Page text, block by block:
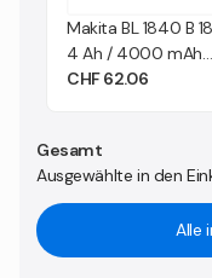
Makita BL 1840 B
4 Ah / 4000 mAh
( 197265-4 ) Li-Ion
CHF 62.06
Gesamt
Ausgewählte in den
Alle